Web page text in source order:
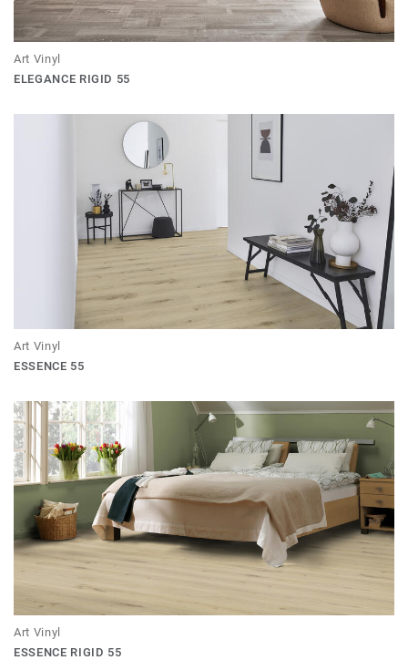
Art Vinyl
ELEGANCE RIGID 55
Art Vinyl
ESSENCE 55
Art Vinyl
ESSENCE RIGID 55